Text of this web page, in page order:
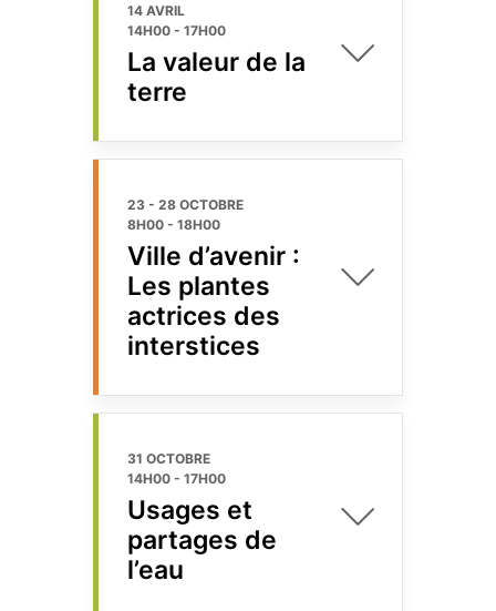
14 AVRIL
14H00 - 17H00
La valeur de la
terre
23 - 28 OCTOBRE
8H00 - 18H00
Ville d’avenir :
Les plantes
actrices des
interstices
31 OCTOBRE
14H00 - 17H00
Usages et
partages de
l’eau